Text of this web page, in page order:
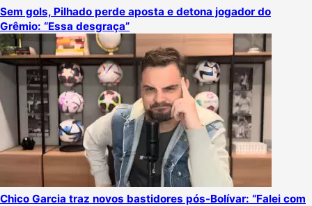
Sem gols, Pilhado perde aposta e detona jogador do
Grêmio: “Essa desgraça”
Chico Garcia traz novos bastidores pós-Bolívar: “Falei com